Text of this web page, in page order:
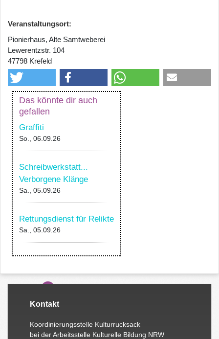
Veranstaltungsort:
Pionierhaus, Alte Samtweberei
Lewerentzstr. 104
47798 Krefeld
Das könnte dir auch
gefallen
Graffiti
So., 06.09.26
Schreibwerkstatt...
Verborgene Klänge
Sa., 05.09.26
Rettungsdienst für Relikte
Sa., 05.09.26
Kontakt
Koordinierungsstelle Kulturrucksack
bei der Arbeitsstelle Kulturelle Bildung NRW